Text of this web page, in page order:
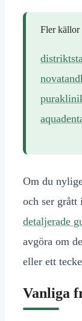
Fler källor
Om du
och ser grått
detaljerade
avgöra om
eller ett
Vanliga